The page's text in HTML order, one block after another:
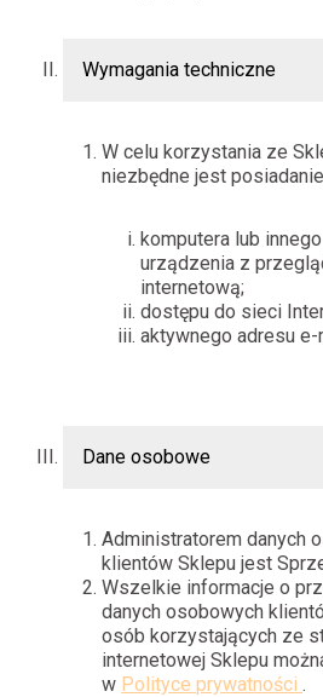
Wymagania techniczne
W celu korzystania ze
niezbędne jest
komputera lub innego
urządzenia z
internetową;
dostępu do sieci
aktywnego adresu e-
Dane osobowe
Administratorem danych
klientów Sklepu jest
Wszelkie informacje o
danych osobowych
osób korzystających ze
internetowej Sklepu
w Polityce prywatności.